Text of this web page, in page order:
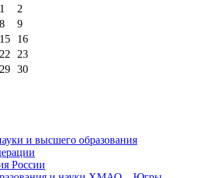
1
2
8
9
15
16
22
23
29 30
и высшего образования
России